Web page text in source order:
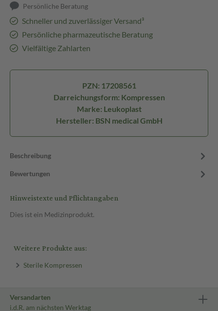
Persönliche Beratung
Schneller und zuverlässiger Versand³
Persönliche pharmazeutische Beratung
Vielfältige Zahlarten
PZN: 17208561
Darreichungsform: Kompressen
Marke: Leukoplast
Hersteller: BSN medical GmbH
Beschreibung
Bewertungen
Hinweistexte und Pflichtangaben
Dies ist ein Medizinprodukt.
Weitere Produkte aus:
Sterile Kompressen
Versandarten
i.d.R. am nächsten Werktag